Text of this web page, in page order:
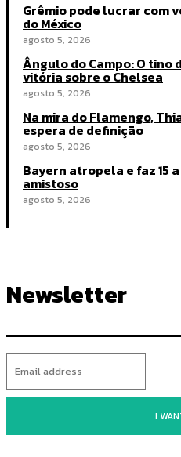
Grêmio pode lucrar com
do México
agosto 5, 2026
Ângulo do Campo: O
vitória sobre o Chelsea
agosto 5, 2026
Na mira do Flamengo,
espera de definição
agosto 5, 2026
Bayern atropela e faz 15
amistoso
agosto 5, 2026
Newsletter
I